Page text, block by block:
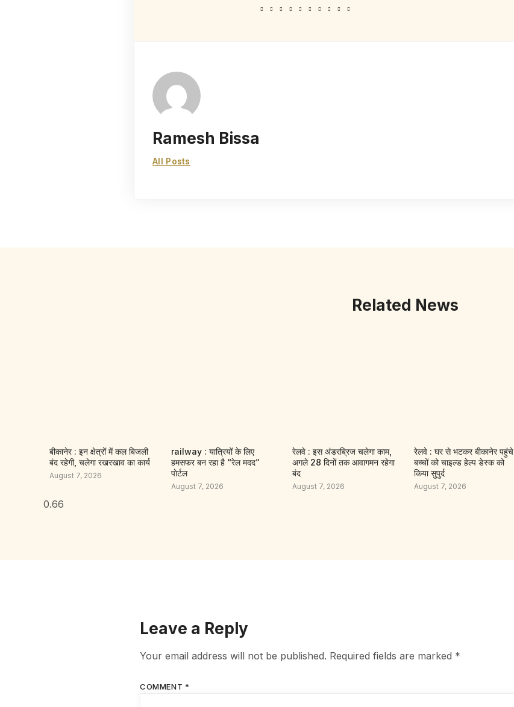
Ramesh Bissa
All Posts
Related News
बीकानेर : इन क्षेत्रों में कल बिजली
बंद रहेगी, चलेगा रखरखाव का कार्य
August 7, 2026
railway : यात्रियों के लिए
हमसफर बन रहा है “रेल मदद”
पाेर्टल
August 7, 2026
रेलवे : इस अंडरब्रिज चलेगा काम,
अगले 28 दिनों तक आवागमन रहेगा
बंद
August 7, 2026
रेलवे : घर से भटकर बीकानेर पहुंचे
बच्चों को चाइल्ड हेल्प डेस्क को
किया सुपुर्द
August 7, 2026
Leave a Reply
Your email address will not be published. Required fields are marked *
COMMENT *